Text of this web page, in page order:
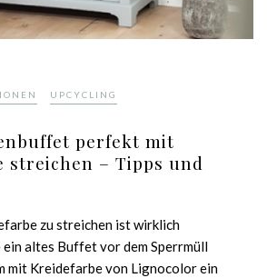
UPCYCLING
perfekt mit
streichen – Tipps und
zu streichen ist wirklich
ein altes Buffet vor dem Sperrmüll
mit Kreidefarbe von Lignocolor ein